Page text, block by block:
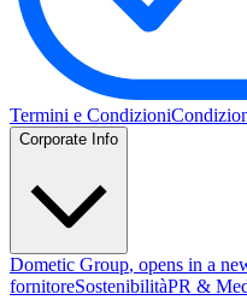
Termini e Condizioni
Corporate Info
Dometic Group, opens in a
fornitoreSostenibilitàPR &